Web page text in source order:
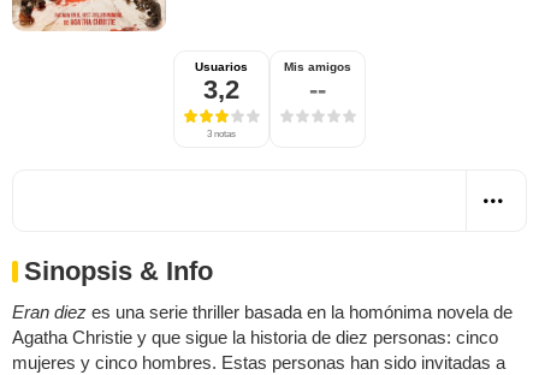
Usuarios
3,2
3 notas
Mis amigos
--
Sinopsis & Info
Eran diez es una serie thriller basada en la homónima novela de
Agatha Christie y que sigue la historia de diez personas: cinco
mujeres y cinco hombres. Estas personas han sido invitadas a